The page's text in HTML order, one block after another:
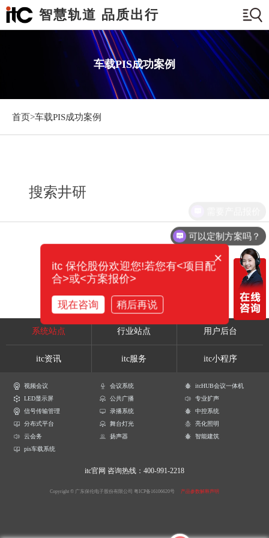
智慧轨道 品质出行
车载PIS成功案例
首页>车载PIS成功案例
搜索井研
系统站点 行业站点 用户后台
itc资讯 itc服务 itc小程序
视频会议 会议系统
itcHUB会议一体机
LED显示屏
公共广播
专业扩声
信号传输管理
录播系统
中控系统
分布式平台
舞台灯光
亮化照明
云会务
扬声器
智能建筑
pis车载系统
itc官网 咨询热线：400-991-2218
Copyright © 广东保伦电子股份有限公司 粤ICP备16106620号 产品参数解释声明
可以定制方案吗？
×
itc 保伦股份欢迎您!若您有<项目配
合>或<方案报价>
现在咨询 稍后再说